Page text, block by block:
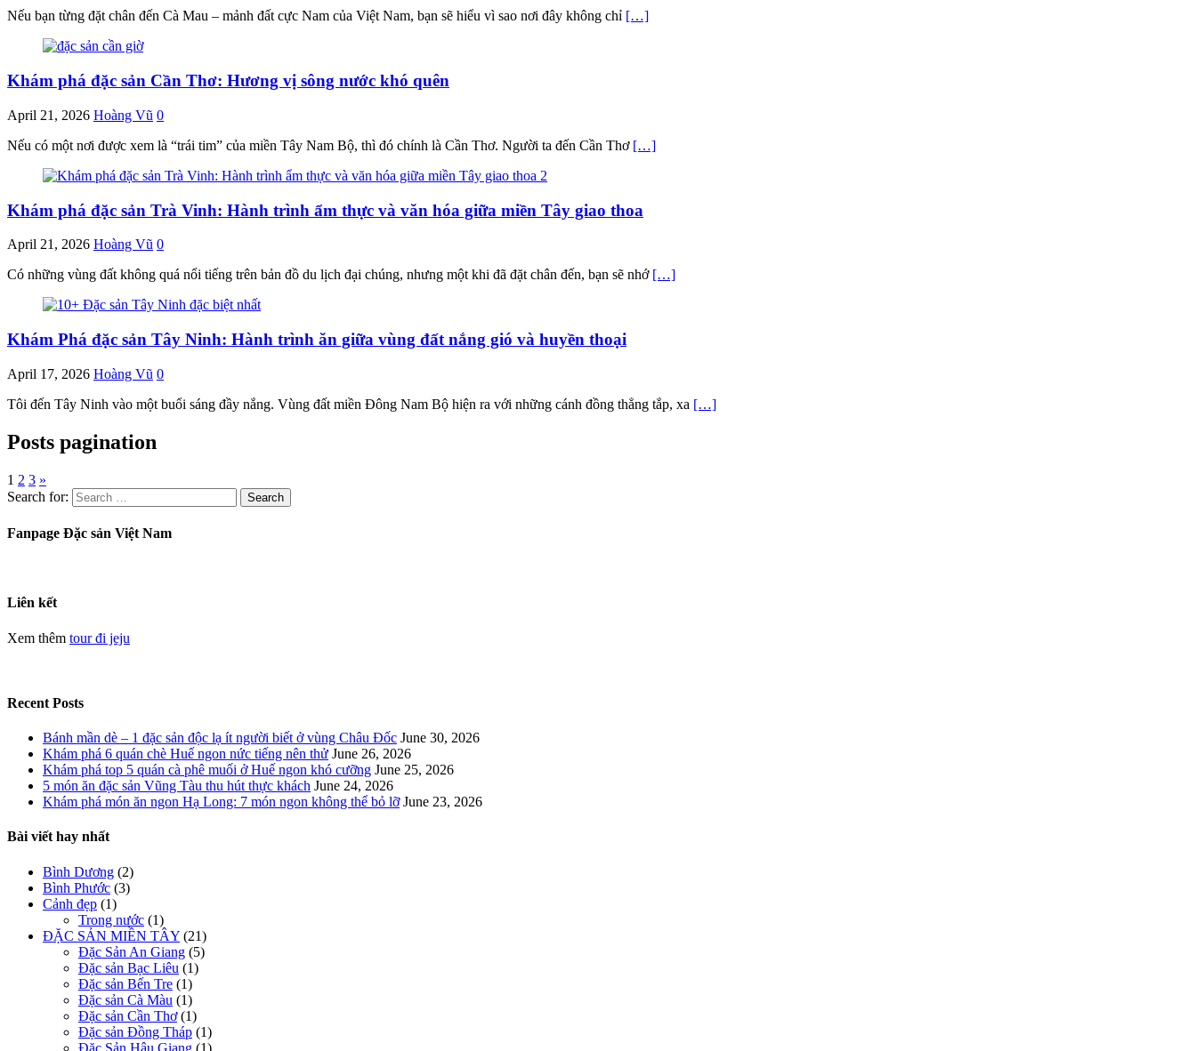
Nếu bạn từng đặt chân đến Cà Mau – mảnh đất cực Nam của Việt Nam, bạn sẽ hiểu vì sao nơi đây không chỉ […]
Khám phá đặc sản Cần Thơ: Hương vị sông nước khó quên
April 21, 2026 Hoàng Vũ 0
Nếu có một nơi được xem là “trái tim” của miền Tây Nam Bộ, thì đó chính là Cần Thơ. Người ta đến Cần Thơ […]
Khám phá đặc sản Trà Vinh: Hành trình ẩm thực và văn hóa giữa miền Tây giao thoa
April 21, 2026 Hoàng Vũ 0
Có những vùng đất không quá nổi tiếng trên bản đồ du lịch đại chúng, nhưng một khi đã đặt chân đến, bạn sẽ nhớ […]
Khám Phá đặc sản Tây Ninh: Hành trình ăn giữa vùng đất nắng gió và huyền thoại
April 17, 2026 Hoàng Vũ 0
Tôi đến Tây Ninh vào một buổi sáng đầy nắng. Vùng đất miền Đông Nam Bộ hiện ra với những cánh đồng thẳng tắp, xa […]
Posts pagination
1 2 3 »
Search for:
Fanpage Đặc sản Việt Nam
Liên kết
Xem thêm tour đi jeju
Recent Posts
Bánh mần dè – 1 đặc sản độc lạ ít người biết ở vùng Châu Đốc June 30, 2026
Khám phá 6 quán chè Huế ngon nức tiếng nên thử June 26, 2026
Khám phá top 5 quán cà phê muối ở Huế ngon khó cưỡng June 25, 2026
5 món ăn đặc sản Vũng Tàu thu hút thực khách June 24, 2026
Khám phá món ăn ngon Hạ Long: 7 món ngon không thể bỏ lỡ June 23, 2026
Bài viết hay nhất
Bình Dương (2)
Bình Phước (3)
Cảnh đẹp (1)
Trong nước (1)
ĐẶC SẢN MIỀN TÂY (21)
Đặc Sản An Giang (5)
Đặc sản Bạc Liêu (1)
Đặc sản Bến Tre (1)
Đặc sản Cà Màu (1)
Đặc sản Cần Thơ(1)
Đặc sản Đồng Tháp (1)
Đặc Sản Hậu Giang (1)